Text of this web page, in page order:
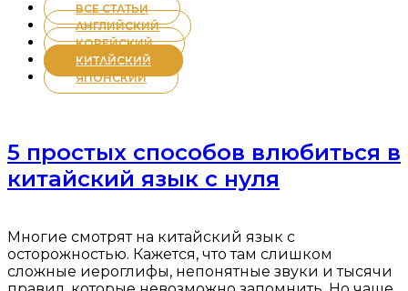
ВСЕ СТАТЬИ
АНГЛИЙСКИЙ
КОРЕЙСКИЙ
КИТАЙСКИЙ
ЯПОНСКИЙ
5 простых способов влюбиться в
китайский язык с нуля
Многие смотрят на китайский язык с
осторожностью. Кажется, что там слишком
сложные иероглифы, непонятные звуки и тысячи